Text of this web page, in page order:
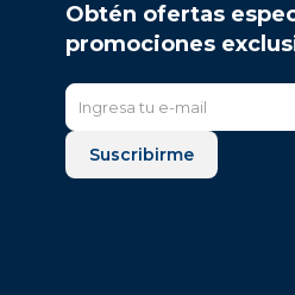
Obtén ofertas
promociones
Suscribirme